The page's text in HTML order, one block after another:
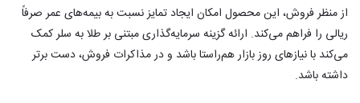
از منظر فروش، این محصول امکان ایجاد تمایز نسبت به بیمه‌های عمر صرفاً
ریالی را فراهم می‌کند. ارائه گزینه سرمایه‌گذاری مبتنی بر طلا به سلر کمک
می‌کند با نیازهای روز بازار هم‌راستا باشد و در مذاکرات فروش، دست برتر
داشته باشد.